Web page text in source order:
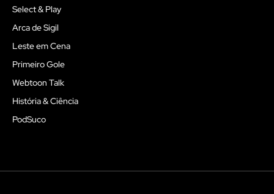
Select & Play
Arca de Sigil
Leste em Cena
Primeiro Gole
Webtoon Talk
História & Ciência
PodSuco